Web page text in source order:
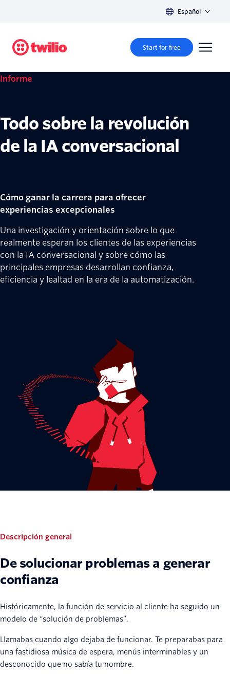
Español
Start for free
Informe
Todo sobre la revolución
de la IA conversacional
Cómo ganar la carrera para ofrecer
experiencias excepcionales
Una investigación y orientación sobre lo que
realmente esperan los clientes de las experiencias
con la IA conversacional y sobre cómo las
principales empresas desarrollan confianza,
eficiencia y lealtad en la era de la automatización.
Descripción general
De solucionar problemas a generar
confianza
Históricamente, la función de servicio al cliente ha seguido un
modelo de “solución de problemas”.
Llamabas cuando algo dejaba de funcionar. Te preparabas para
una fastidiosa música de espera, menús interminables y un
desconocido que no sabía tu nombre.